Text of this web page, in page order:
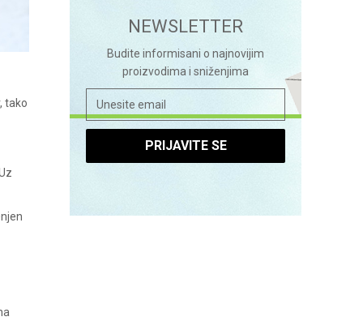
tako
NEWSLETTER
Budite informisani o najnovijim
proizvodima i sniženjima
PRIJAVITE SE